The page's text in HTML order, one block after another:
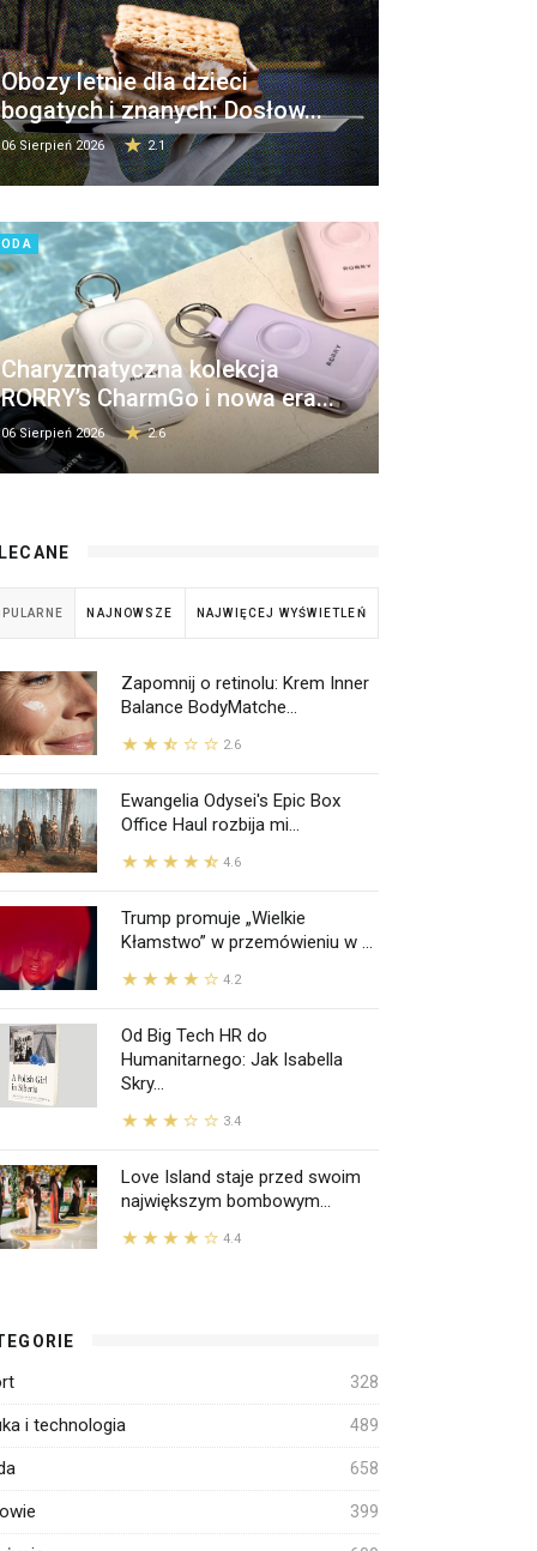
Obozy letnie dla dzieci
bogatych i znanych: Dosłow...
06 Sierpień 2026 2.1
Charyzmatyczna kolekcja
RORRY’s CharmGo i nowa era...
06 Sierpień 2026 2.6
NAJNOWSZE NAJWIĘCEJ WYŚWIETLEŃ
Zapomnij o retinolu: Krem Inner
Balance BodyMatche...
2.6
Ewangelia Odysei's Epic Box
Office Haul rozbija mi...
4.6
Trump promuje „Wielkie
Kłamstwo” w przemówieniu w ...
4.2
Od Big Tech HR do
Humanitarnego: Jak Isabella
Skry...
3.4
Love Island staje przed swoim
największym bombowym...
4.4
328
i technologia 489
658
399